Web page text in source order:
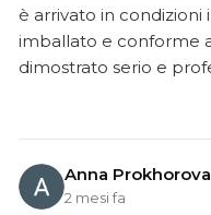
è arrivato in
imballato e conforme
dimostrato serio e
Anna Prokhorova
2 mesi fa